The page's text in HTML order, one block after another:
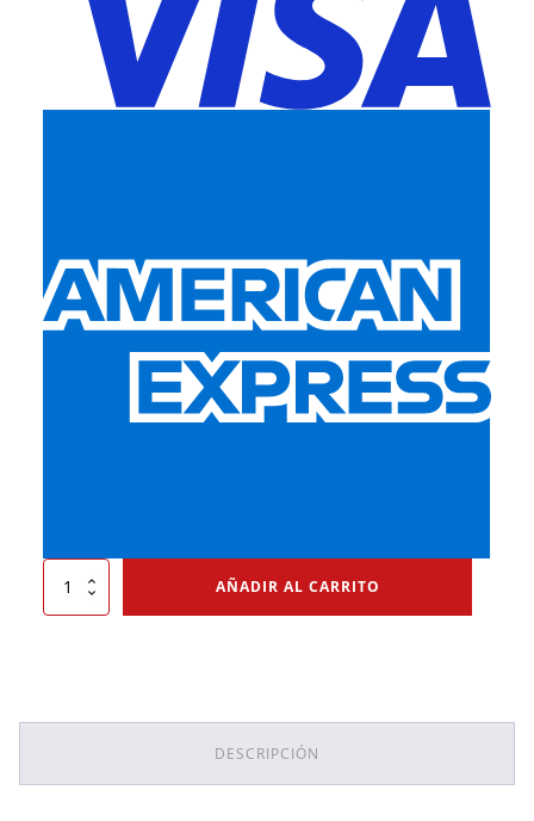
Tapón
Auditivo
Plástico
AÑADIR AL CARRITO
DESCRIPCIÓN